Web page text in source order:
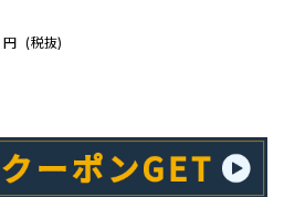
円 (税抜)